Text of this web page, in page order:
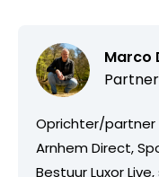
Marco
Oprichter/partner
Arnhem Direct,
Bestuur Luxor